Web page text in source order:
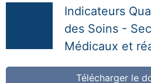
Indicateurs
des Soins -
Médicaux et
Télécharger le